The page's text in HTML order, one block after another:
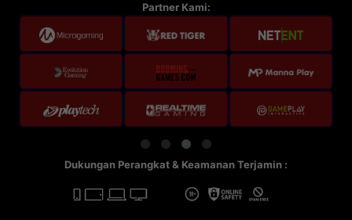
Partner Kami:
Dukungan Perangkat & Keamanan Terjamin :